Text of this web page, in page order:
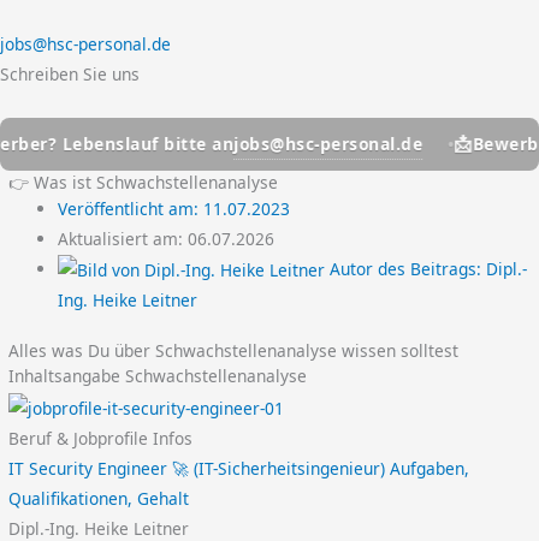
jobs@hsc-personal.de
Schreiben Sie uns
Lebenslauf bitte anjobs@hsc-personal.de
👉 Was ist Schwachstellenanalyse
Veröffentlicht am: 11.07.2023
Aktualisiert am: 06.07.2026
Autor des Beitrags: Dipl.-
Ing. Heike Leitner
Alles was Du über Schwachstellenanalyse wissen solltest
Inhaltsangabe Schwachstellenanalyse
Beruf & Jobprofile Infos
IT Security Engineer 🚀 (IT-Sicherheitsingenieur) Aufgaben,
Qualifikationen, Gehalt
Dipl.-Ing. Heike Leitner